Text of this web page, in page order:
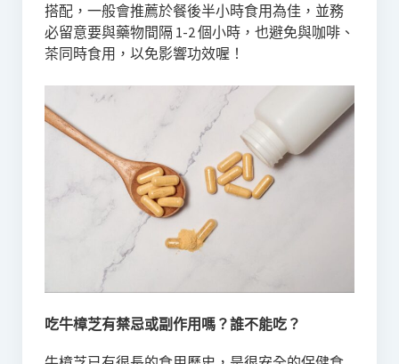
搭配，一般會推薦於餐後半小時食用為佳，並務
必留意要與藥物間隔 1-2 個小時，也避免與咖啡、
茶同時食用，以免影響功效喔！
吃牛樟芝有禁忌或副作用嗎？誰不能吃？